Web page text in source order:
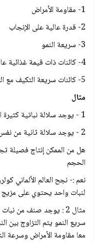
1- مقاومة الأمراض
2- قدرة عالية على الإنجاب
3- سريعة النمو
4- كائنات ذات قيمة غذائية عالية
5- كائنات سريعة التكيف مع التغيرات البيئية
مثال
1 - يوجد سلالة نباتية كثيرة الثمار صغيرة الحجم
2 - يوجد سلالة ثانية من نفس النوع قليلة الثمار كبيرة الحجم
هل من الممكن إنتاج فصيلة
الحجم
لنبات واحد يحتوي على مزيج
مثال 2 : يوجد صنف من
سریع النمو يتم التزاوج بين
معا مقاومة الأمراض وسرعة